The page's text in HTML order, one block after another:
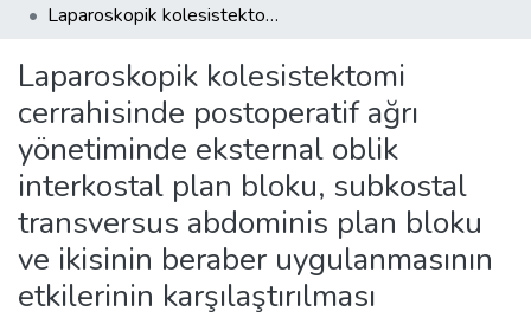
Laparoskopik kolesistektomi cerrahisinde postoperatif ağrı yönetiminde eksternal oblik interkostal plan bloku, subkostal transversus abdominis plan bloku ve ikisinin beraber uygulanmasının etkilerinin karşılaştırılması
Laparoskopik kolesistektomi
cerrahisinde postoperatif ağrı
yönetiminde eksternal oblik
interkostal plan bloku, subkostal
transversus abdominis plan bloku
ve ikisinin beraber uygulanmasının
etkilerinin karşılaştırılması